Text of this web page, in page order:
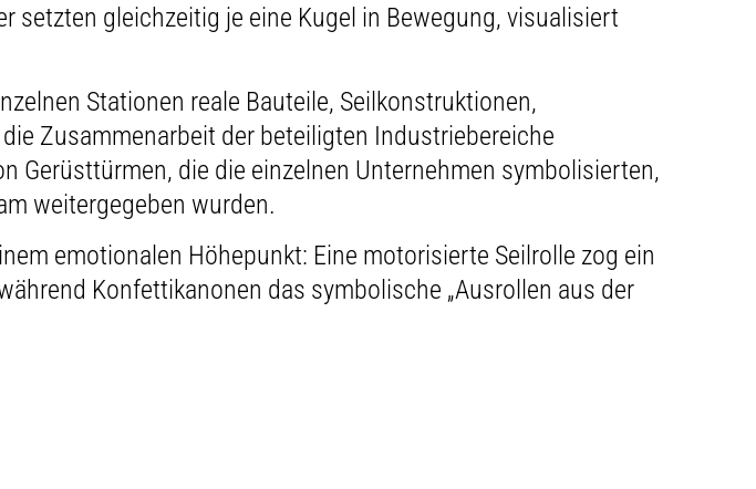
setzten gleichzeitig je eine Kugel in Bewegung, visualisiert
Stationen reale Bauteile, Seilkonstruktionen,
Zusammenarbeit der beteiligten Industriebereiche
Gerüsttürmen, die die einzelnen Unternehmen symbolisierten,
weitergegeben wurden.
emotionalen Höhepunkt: Eine motorisierte Seilrolle zog ein
Konfettikanonen das symbolische „Ausrollen aus der